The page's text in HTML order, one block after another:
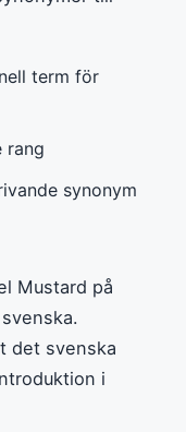
term för
rang
synonym
Mustard på
det svenska
i